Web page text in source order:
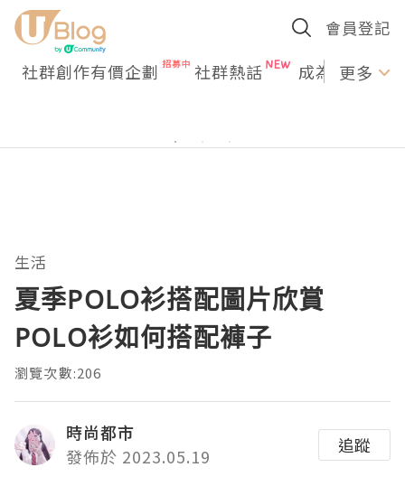
會員登記
社群創作有價企劃 社群熱話 成為U更多
生活
夏季POLO衫搭配圖片欣賞
POLO衫如何搭配褲子
瀏覽次數:206
時尚都市
發佈於 2023.05.19
追蹤